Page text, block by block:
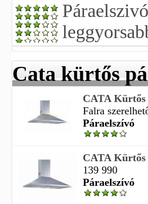
Cata kürtős
CATA Kürtős
Falra
Páraelszívó
CATA Kürtős
139 990
Páraelszívó